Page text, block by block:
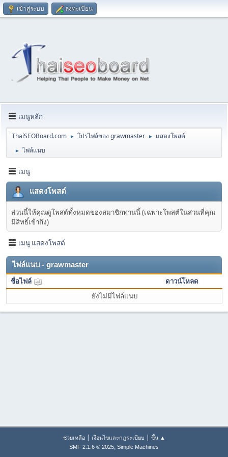
เข้าสู่ระบบ ลงทะเบียน
เมนูหลัก
ThaiSEOBoard.com ► โปรไฟล์ของ grawmaster ► แสดงโพสต์
► ไฟล์แนบ
เมนู
แสดงโพสต์
ส่วนนี้ให้คุณดูโพสต์ทั้งหมดของสมาชิกท่านนี้ (เฉพาะโพสต์ในส่วนที่คุณ
มีสิทธิ์เข้าถึง)
เมนู แสดงโพสต์
ไฟล์แนบ - grawmaster
ชื่อไฟล์
ดาวน์โหลด
ยังไม่มีไฟล์แนบ
ช่วยเหลือ| เงื่อนไขและกฎระเบียบ | ขึ้น ▲
SMF 2.1.6 © 2025, Simple Machines